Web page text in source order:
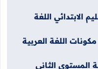
الابتدائي اللغة
اللغة العربية
المستوى الثاني